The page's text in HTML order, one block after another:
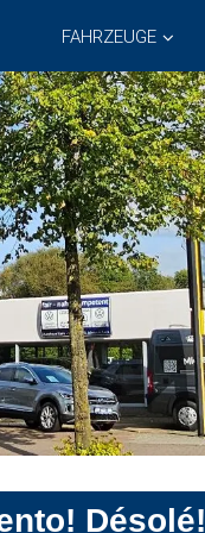
FAHRZEUGE
Désolé!